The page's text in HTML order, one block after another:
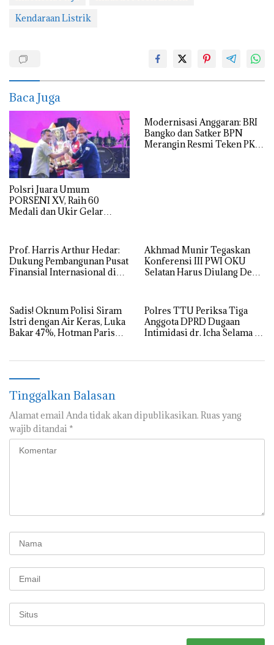
Kendaraan Listrik
Baca Juga
Polsri Juara Umum
PORSENI XV, Raih 60
Medali dan Ukir Gelar
Modernisasi Anggaran: BRI
Bangko dan Satker BPN
Merangin Resmi Teken PKS
Prof. Harris Arthur Hedar:
Dukung Pembangunan Pusat
Finansial Internasional di
Akhmad Munir Tegaskan
Konferensi III PWI OKU
Selatan Harus Diulang Demi
Sadis! Oknum Polisi Siram
Istri dengan Air Keras, Luka
Bakar 47%, Hotman Paris
Polres TTU Periksa Tiga
Anggota DPRD Dugaan
Intimidasi dr. Icha Selama 8
Tinggalkan Balasan
Alamat email Anda tidak akan dipublikasikan. Ruas yang
wajib ditandai *